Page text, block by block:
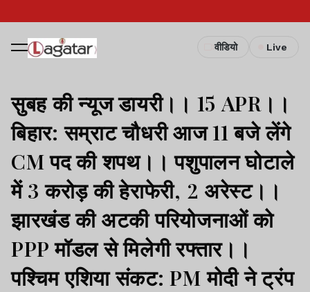
वीडियो Live
सुबह की न्यूज डायरी।। 15 APR।।
बिहार: सम्राट चौधरी आज 11 बजे लेंगे
CM पद की शपथ।। पशुपालन घोटाले
में 3 करोड़ की हेराफेरी, 2 अरेस्ट।।
झारखंड की अटकी परियोजनाओं को
PPP मॉडल से मिलेगी रफ्तार।।
पश्चिम एशिया संकट: PM मोदी ने ट्रंप